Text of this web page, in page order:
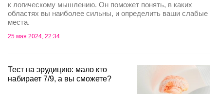
к логическому мышлению. Он поможет понять, в каких
областях вы наиболее сильны, и определить ваши слабые
места.
25 мая 2024, 22:34
Тест на эрудицию: мало кто
набирает 7/9, а вы сможете?